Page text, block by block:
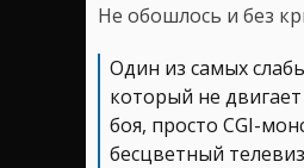
Не обошлось и без
Один из самых
который не
боя, просто CGI-
бесцветный